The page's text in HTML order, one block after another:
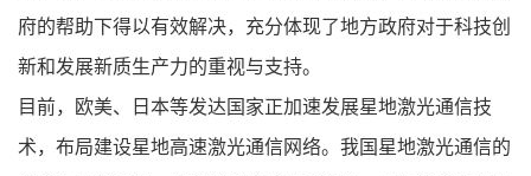
府的帮助下得以有效解决，充分体现了地方政府对于科技创
新和发展新质生产力的重视与支持。
目前，欧美、日本等发达国家正加速发展星地激光通信技
术，布局建设星地高速激光通信网络。我国星地激光通信的